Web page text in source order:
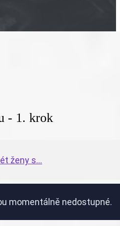
- 1. krok
ženy s...
momentálně nedostupné.